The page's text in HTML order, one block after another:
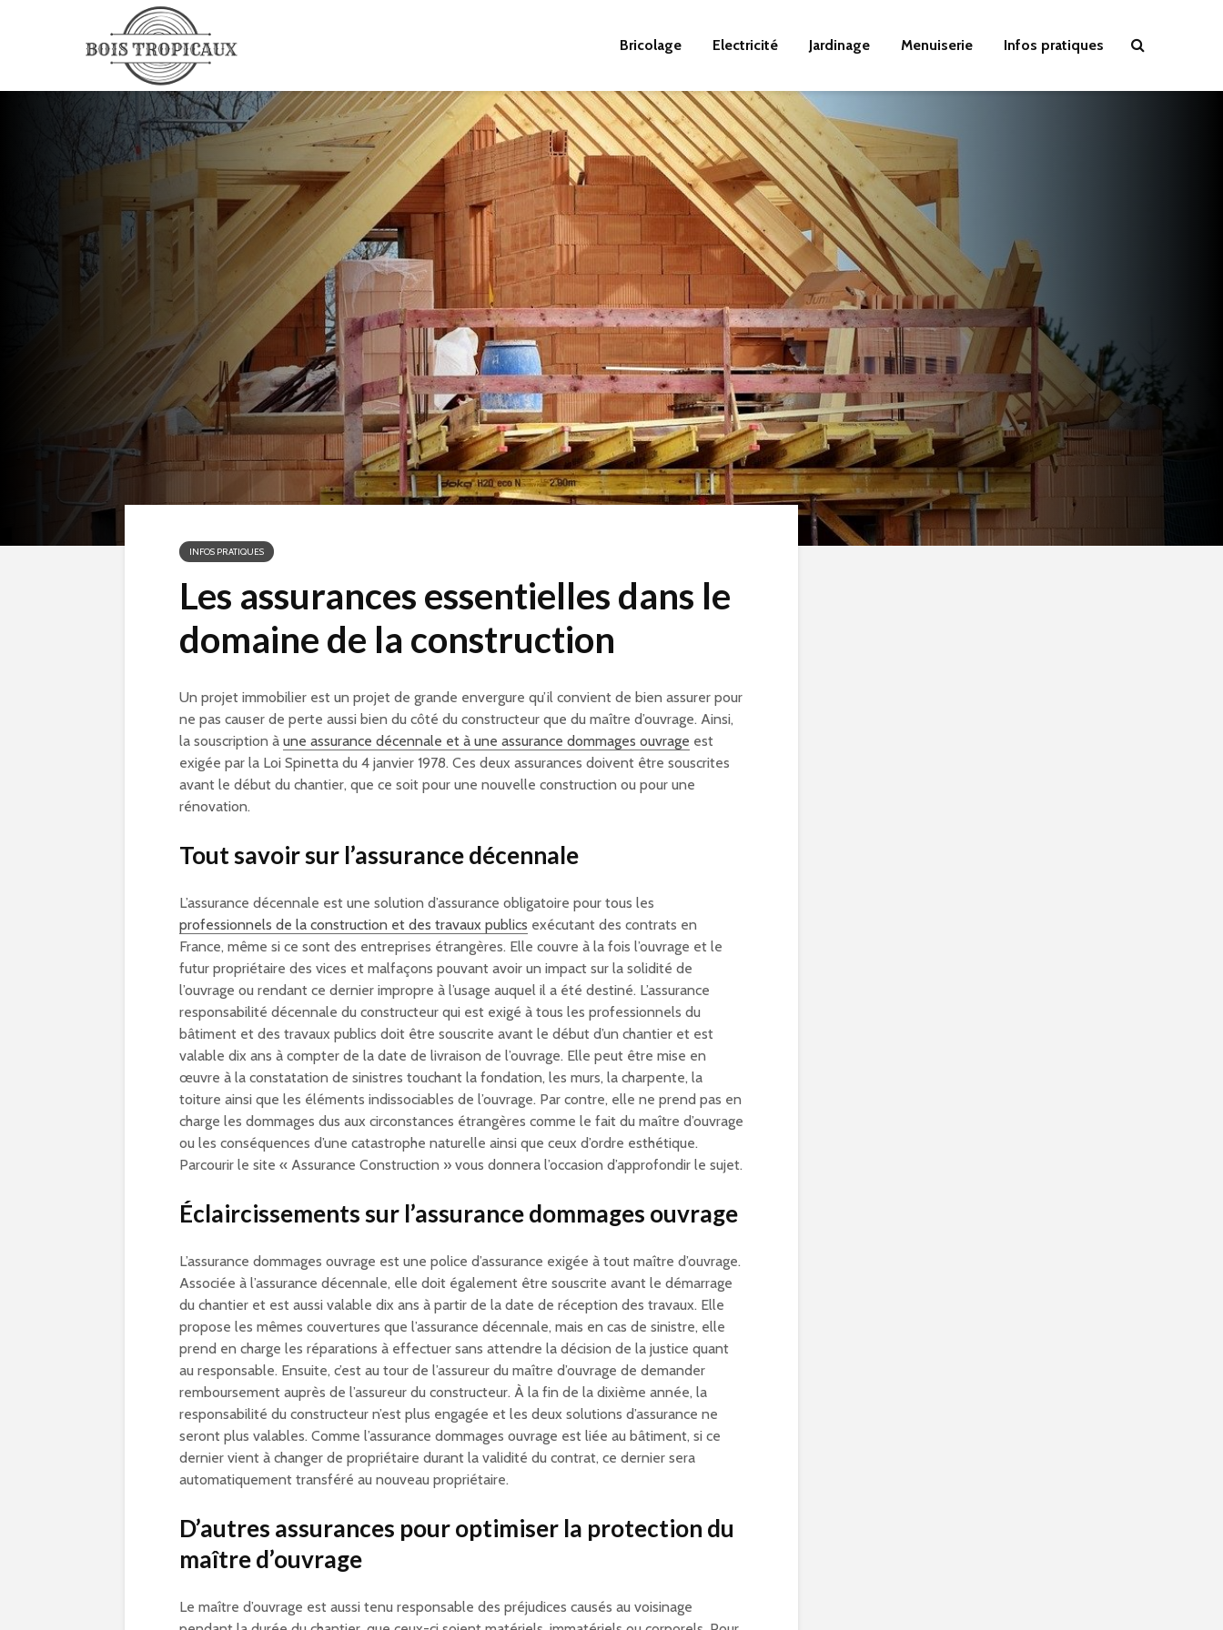
Bricolage Electricité Jardinage Menuiserie Infos pratiques
INFOS PRATIQUES
Les assurances essentielles dans le
domaine de la construction
Un projet immobilier est un projet de grande envergure qu’il convient de bien assurer pour
ne pas causer de perte aussi bien du côté du constructeur que du maître d’ouvrage. Ainsi,
la souscription à une assurance décennale et à une assurance dommages ouvrage est
exigée par la Loi Spinetta du 4 janvier 1978. Ces deux assurances doivent être souscrites
avant le début du chantier, que ce soit pour une nouvelle construction ou pour une
rénovation.
Tout savoir sur l’assurance décennale
L’assurance décennale est une solution d’assurance obligatoire pour tous les
professionnels de la construction et des travaux publics exécutant des contrats en
France, même si ce sont des entreprises étrangères. Elle couvre à la fois l’ouvrage et le
futur propriétaire des vices et malfaçons pouvant avoir un impact sur la solidité de
l’ouvrage ou rendant ce dernier impropre à l’usage auquel il a été destiné. L’assurance
responsabilité décennale du constructeur qui est exigé à tous les professionnels du
bâtiment et des travaux publics doit être souscrite avant le début d’un chantier et est
valable dix ans à compter de la date de livraison de l’ouvrage. Elle peut être mise en
œuvre à la constatation de sinistres touchant la fondation, les murs, la charpente, la
toiture ainsi que les éléments indissociables de l’ouvrage. Par contre, elle ne prend pas en
charge les dommages dus aux circonstances étrangères comme le fait du maître d’ouvrage
ou les conséquences d’une catastrophe naturelle ainsi que ceux d’ordre esthétique.
Parcourir le site « Assurance Construction » vous donnera l’occasion d’approfondir le sujet.
Éclaircissements sur l’assurance dommages ouvrage
L’assurance dommages ouvrage est une police d’assurance exigée à tout maître d’ouvrage.
Associée à l’assurance décennale, elle doit également être souscrite avant le démarrage
du chantier et est aussi valable dix ans à partir de la date de réception des travaux. Elle
propose les mêmes couvertures que l’assurance décennale, mais en cas de sinistre, elle
prend en charge les réparations à effectuer sans attendre la décision de la justice quant
au responsable. Ensuite, c’est au tour de l’assureur du maître d’ouvrage de demander
remboursement auprès de l’assureur du constructeur. À la fin de la dixième année, la
responsabilité du constructeur n’est plus engagée et les deux solutions d’assurance ne
seront plus valables. Comme l’assurance dommages ouvrage est liée au bâtiment, si ce
dernier vient à changer de propriétaire durant la validité du contrat, ce dernier sera
automatiquement transféré au nouveau propriétaire.
D’autres assurances pour optimiser la protection du
maître d’ouvrage
Le maître d’ouvrage est aussi tenu responsable des préjudices causés au voisinage